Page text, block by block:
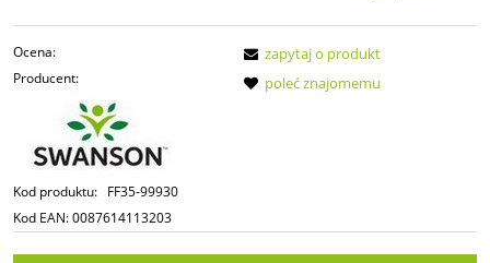
Ocena:
Producent:
Kod produktu: FF35-99930
Kod EAN:0087614113203
zapytaj o produkt
poleć znajomemu